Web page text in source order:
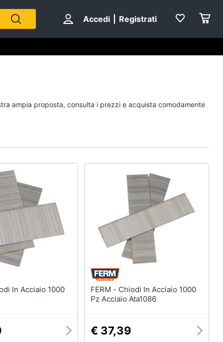
Accedi Registrati
ampia proposta, consulta i prezzi e acquista comodamente
FERM - Chiodi In Acciaio 1000
Pz Acciaio Ata1086
€ 37,39